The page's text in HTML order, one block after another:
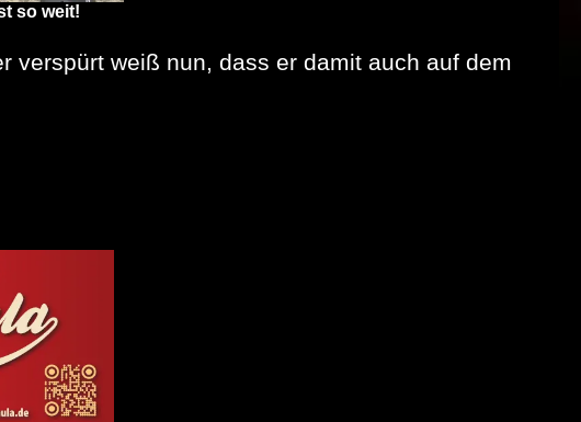
so weit!
verspürt weiß nun, dass er damit auch auf dem